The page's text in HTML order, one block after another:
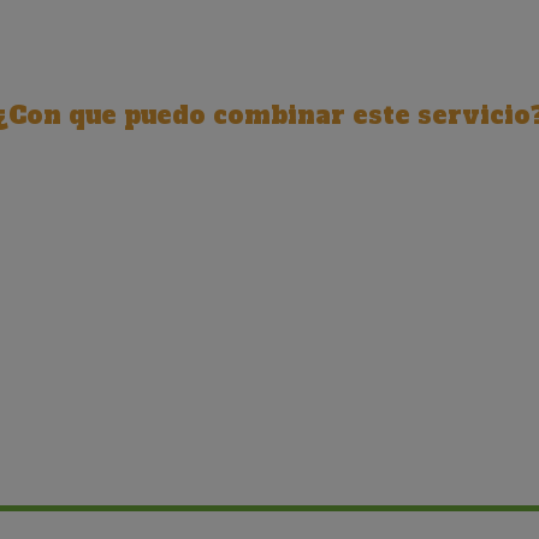
que puedo combinar este